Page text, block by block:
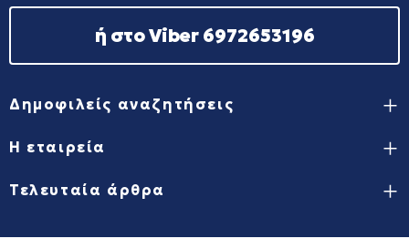
ή στο Viber 6972653196
Δημοφιλείς αναζητήσεις
Η εταιρεία
Τελευταία άρθρα